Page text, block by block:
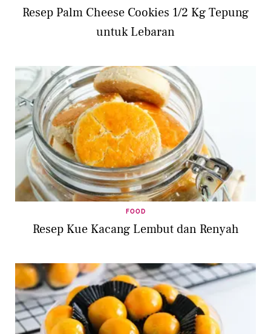
Resep Palm Cheese Cookies 1/2 Kg Tepung
untuk Lebaran
FOOD
Resep Kue Kacang Lembut dan Renyah